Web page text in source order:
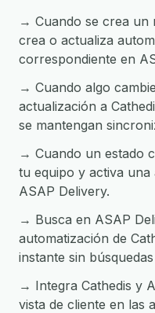
→ Cuando se crea un
crea o actualiza
correspondiente en
→ Cuando algo
actualización a
se mantengan
→ Cuando un estado
tu equipo y activa una
ASAP Delivery.
→ Busca en ASAP
automatización de
instante sin
→ Integra Cathedis y
vista de cliente en las